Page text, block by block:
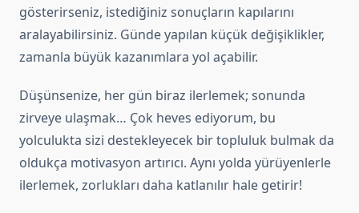
gösterirseniz, istediğiniz sonuçların kapılarını
aralayabilirsiniz. Günde yapılan küçük değişiklikler,
zamanla büyük kazanımlara yol açabilir.
Düşünsenize, her gün biraz ilerlemek; sonunda
zirveye ulaşmak… Çok heves ediyorum, bu
yolculukta sizi destekleyecek bir topluluk bulmak da
oldukça motivasyon artırıcı. Aynı yolda yürüyenlerle
ilerlemek, zorlukları daha katlanılır hale getirir!